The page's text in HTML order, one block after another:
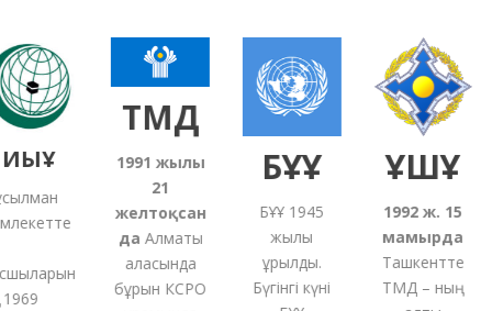
ТМД
1991жылғы
21
желтоқсан
даАлматы
қаласында
бұрын КСРО
БҰҰ
БҰҰ 1945
жылы
құрылды.
Бүгінгі күні
ҰҚШҰ
1992 ж. 15
мамырда
Ташкентте
ТМД – ның